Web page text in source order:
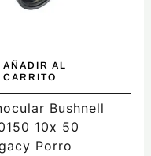
AÑADIR AL
CARRITO
Bushnell
10x 50
Porro